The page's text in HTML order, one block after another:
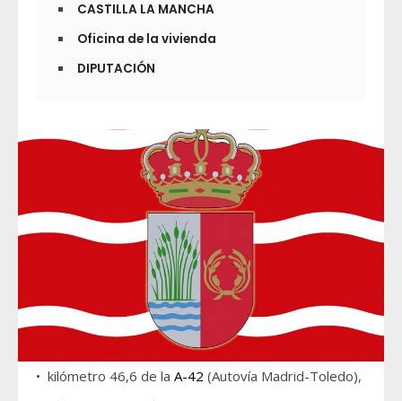
CASTILLA LA MANCHA
Oficina de la vivienda
DIPUTACIÓN
• kilómetro 46,6 de la A-42 (Autovía Madrid-Toledo),